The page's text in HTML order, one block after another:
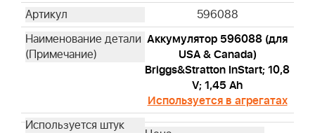
596088
Аккумулятор 596088 (для
USA & Canada)
Briggs&Stratton InStart; 10,8
V; 1,45 Ah
Используется в агрегатах